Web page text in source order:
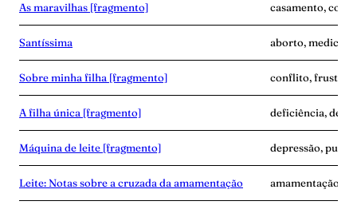
As maravilhas [fragmento] casamento,
Santíssima aborto,
Sobre minha filha [fragmento] conflito,
A filha única [fragmento] deficiência,
Máquina de leite [fragmento] depressão,
Leite: Notas sobre a cruzada da amamentação amamentação,